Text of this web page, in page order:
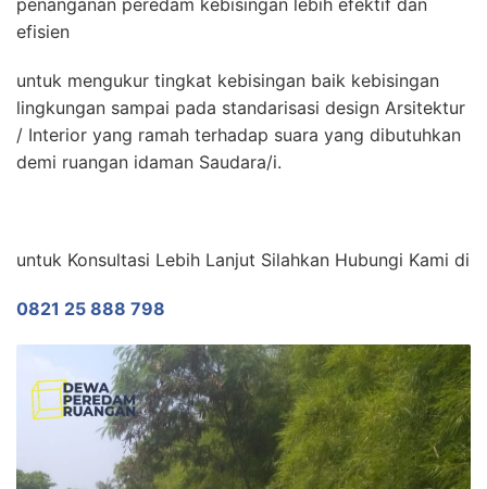
penanganan peredam kebisingan lebih efektif dan
efisien
untuk mengukur tingkat kebisingan baik kebisingan
lingkungan sampai pada standarisasi design Arsitektur
/ Interior yang ramah terhadap suara yang dibutuhkan
demi ruangan idaman Saudara/i.
untuk Konsultasi Lebih Lanjut Silahkan Hubungi Kami di
0821 25 888 798